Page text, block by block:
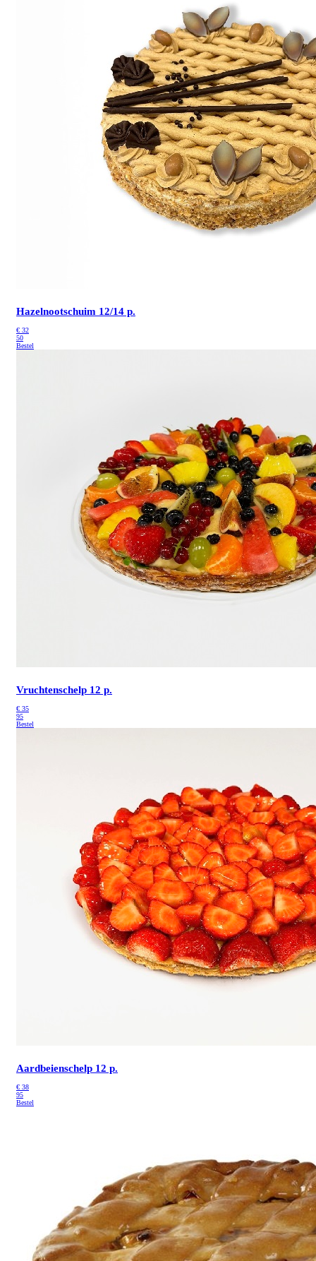
Hazelnootschuim 12/14 p.
€ 32
50
Bestel
Vruchtenschelp 12 p.
€ 35
95
Bestel
Aardbeienschelp 12 p.
€ 38
95
Bestel